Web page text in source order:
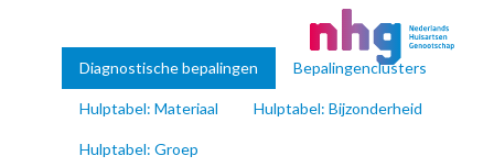
Diagnostische bepalingen Bepalingenclusters
Hulptabel: Materiaal Hulptabel: Bijzonderheid
Hulptabel: Groep